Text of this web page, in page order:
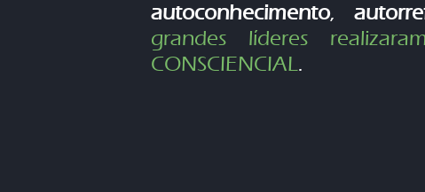
autoconhecimento,
grandes líderes
CONSCIENCIAL.